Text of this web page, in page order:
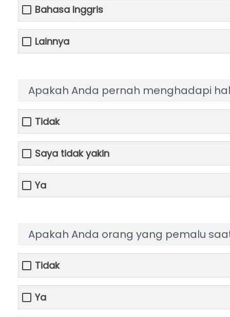
Bahasa Inggris
Lainnya
Apakah Anda pernah menghadapi
Tidak
Saya tidak yakin
Ya
Apakah Anda orang yang pemalu
Tidak
Ya